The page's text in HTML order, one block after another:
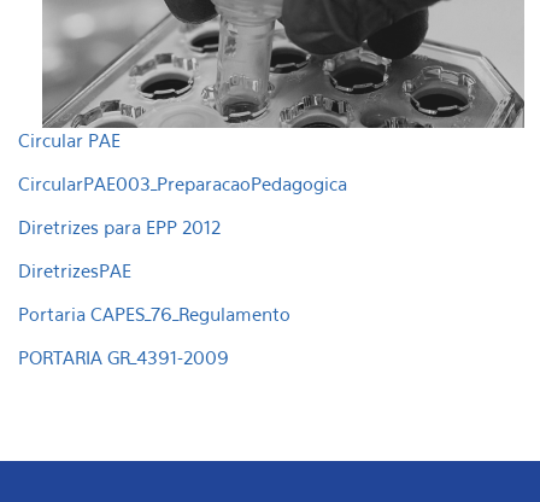
Circular PAE
CircularPAE003_PreparacaoPedagogica
Diretrizes para EPP 2012
DiretrizesPAE
Portaria CAPES_76_Regulamento
PORTARIA GR_4391-2009